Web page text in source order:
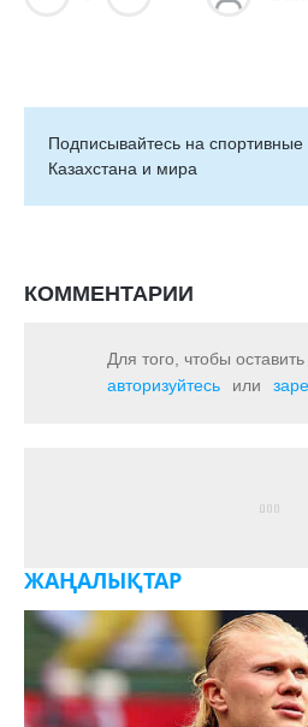
Подписывайтесь на cпортивные
Казахстана и мира
КОММЕНТАРИИ
Для того, чтобы
авторизуйтесь
или
ЖАҢАЛЫҚТАР